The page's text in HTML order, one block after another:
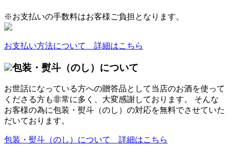
※お支払いの手数料はお客様ご負担となります。
お支払い方法について 詳細はこちら
包装・熨斗（のし）について
お世話になっている方への贈答品として当店のお酒を使って
くださる方も非常に多く、大変感謝しております。 そんな
お客様の為に包装・熨斗（のし）の対応を無料でさせていた
だいております。
包装・熨斗（のし）について 詳細はこちら